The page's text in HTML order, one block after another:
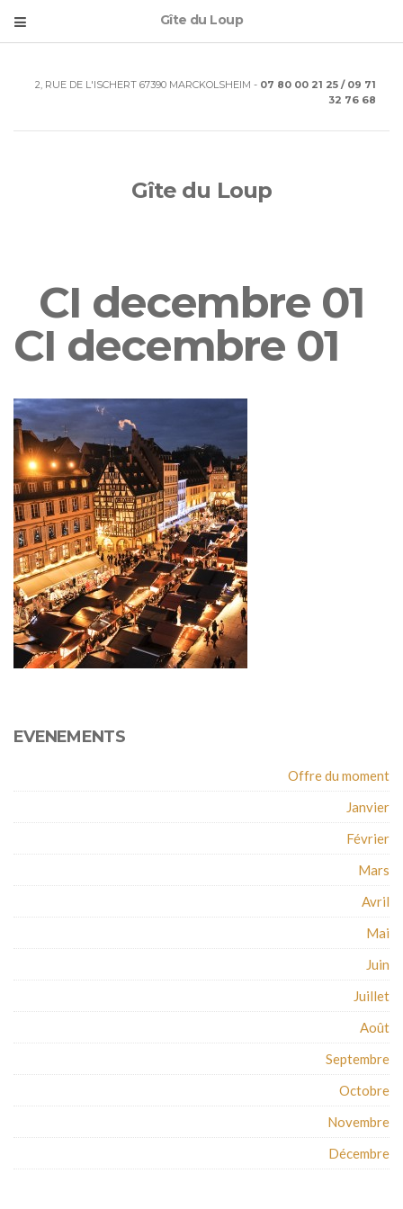
Gîte du Loup
2, RUE DE L'ISCHERT 67390 MARCKOLSHEIM - 07 80 00 21 25 / 09 71
32 76 68
Gîte du Loup
CI decembre 01
CI decembre 01
EVENEMENTS
Offre du moment
Janvier
Février
Mars
Avril
Mai
Juin
Juillet
Août
Septembre
Octobre
Novembre
Décembre